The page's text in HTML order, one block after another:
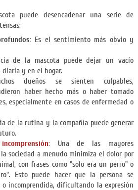
puede desencadenar una serie de
Es el sentimiento más obvio y
de la mascota puede dejar un vacío
y en el hogar.
dueños se sienten culpables,
haber hecho más o haber tomado
especialmente en casos de enfermedad o
de la rutina y la compañía puede generar
Una de las mayores
sociedad a menudo minimiza el dolor por
con frases como "solo era un perro" o
Esto puede hacer que la persona se
o incomprendida, dificultando la expresión